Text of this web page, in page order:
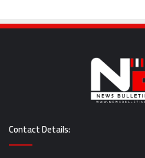
Contact Details: